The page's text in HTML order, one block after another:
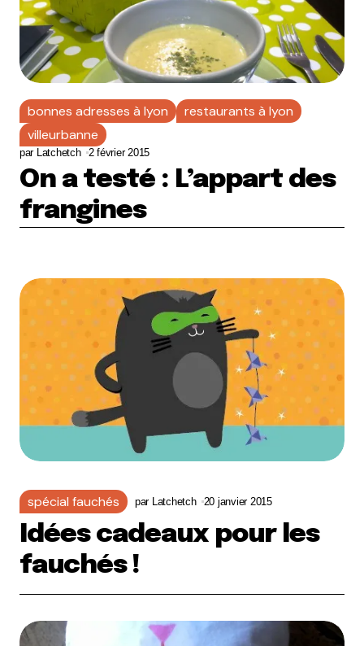
bonnes adresses à lyon
restaurants à lyon
villeurbanne
par Latchetch 2 février 2015
On a testé : L’appart des
frangines
spécial fauchés par Latchetch 20 janvier 2015
Idées cadeaux pour les
fauchés !